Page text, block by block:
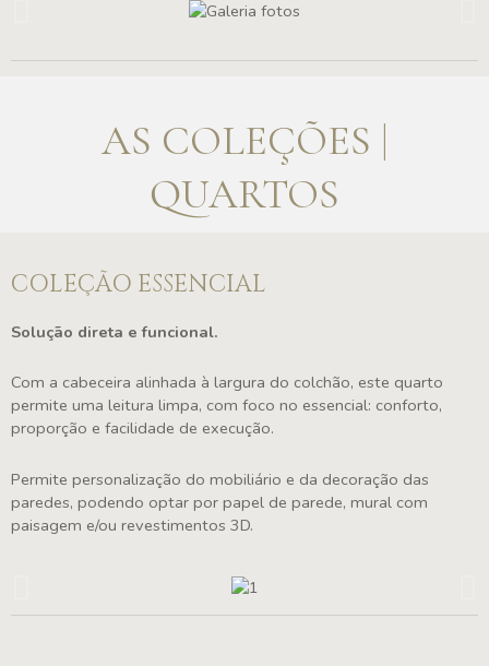
AS COLEÇÕES |
QUARTOS
COLEÇÃO ESSENCIAL
Solução direta e funcional.
Com a cabeceira alinhada à largura do colchão, este quarto
permite uma leitura limpa, com foco no essencial: conforto,
proporção e facilidade de execução.
Permite personalização do mobiliário e da decoração das
paredes, podendo optar por papel de parede, mural com
paisagem e/ou revestimentos 3D.